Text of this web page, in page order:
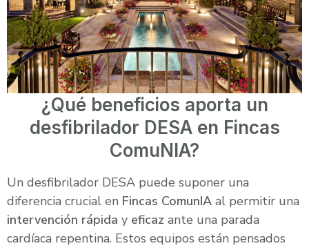
¿Qué beneficios aporta un
desfibrilador DESA en Fincas
ComuNIA?
Un desfibrilador DESA puede suponer una
diferencia crucial en Fincas ComunIA al permitir una
intervención rápida y eficaz ante una parada
cardíaca repentina. Estos equipos están pensados